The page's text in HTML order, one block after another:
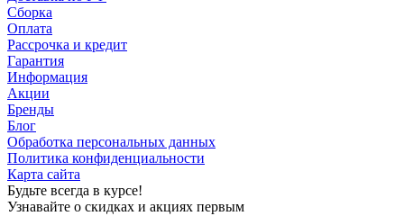
Сборка
Оплата
Рассрочка и кредит
Гарантия
Информация
Акции
Бренды
Блог
Обработка персональных данных
Политика конфиденциальности
Карта сайта
Будьте всегда в курсе!
Узнавайте о скидках и акциях первым